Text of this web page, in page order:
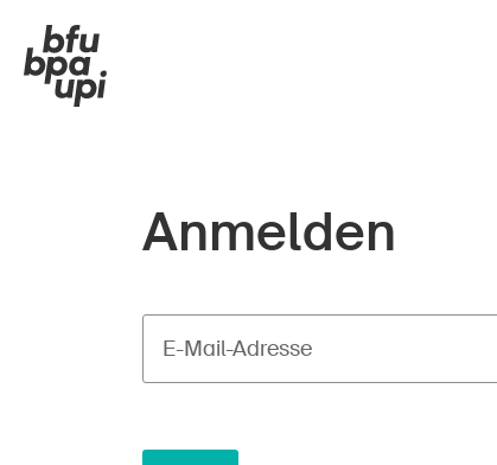
Anmelden
E-Mail-Adresse